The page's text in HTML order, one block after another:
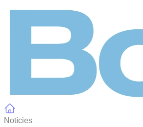
Notícies